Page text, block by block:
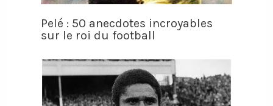
Pelé : 50 anecdotes incroyables
sur le roi du football